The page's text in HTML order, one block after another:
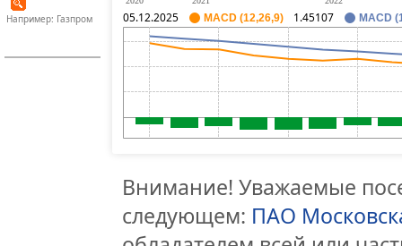
Например: Газпром 05.12.2025 MACD (12,26,9) 1.45107 MACD
Внимание! Уважаемые
следующем: ПАО